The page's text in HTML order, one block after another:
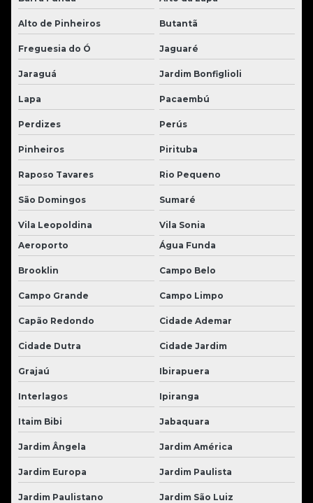
Alto de Pinheiros Butantã
Freguesia do Ó Jaguaré
Jaraguá Jardim Bonfiglioli
Lapa Pacaembú
Perdizes Perús
Pinheiros Pirituba
Raposo Tavares Rio Pequeno
São Domingos Sumaré
Vila Leopoldina
Vila Sonia
Aeroporto
Água Funda
Brooklin Campo Belo
Campo Grande Campo Limpo
Capão Redondo Cidade Ademar
Cidade Dutra Cidade Jardim
Grajaú Ibirapuera
Interlagos Ipiranga
Itaim Bibi Jabaquara
Jardim Ângela Jardim América
Jardim Europa Jardim Paulista
Jardim Paulistano Jardim São Luiz